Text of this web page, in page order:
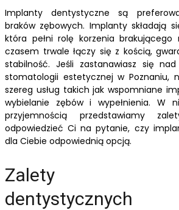
Implanty dentystyczne są
braków zębowych. Implanty składają
która pełni rolę korzenia brakującego
czasem trwale łączy się z kością,
stabilność. Jeśli zastanawiasz się
stomatologii estetycznej w Poznaniu,
szereg usług takich jak wspomniane
wybielanie zębów i wypełnienia. W
przyjemnością przedstawiamy
odpowiedzieć Ci na pytanie, czy
dla Ciebie odpowiednią opcją.
Zalety
dentystycznych